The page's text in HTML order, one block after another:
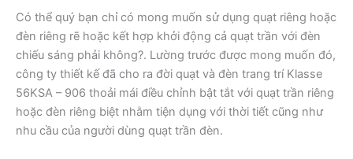
Có thể quý bạn chỉ có mong muốn sử dụng quạt riêng hoặc
đèn riêng rẽ hoặc kết hợp khởi động cả quạt trần với đèn
chiếu sáng phải không?. Lường trước được mong muốn đó,
công ty thiết kế đã cho ra đời quạt và đèn trang trí Klasse
56KSA – 906 thoải mái điều chỉnh bật tắt với quạt trần riêng
hoặc đèn riêng biệt nhằm tiện dụng với thời tiết cũng như
nhu cầu của người dùng quạt trần đèn.